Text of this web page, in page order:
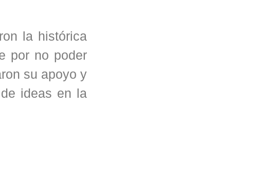
la histórica
por no poder
su apoyo y
ideas en la